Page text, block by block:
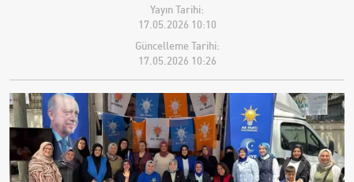
Yayın Tarihi:
17.05.2026 10:10
Güncelleme Tarihi:
17.05.2026 10:26